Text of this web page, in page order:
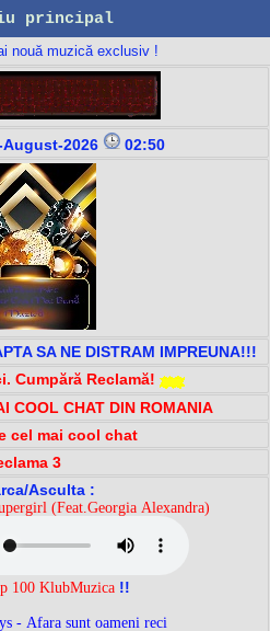
principal
nouă muzică exclusiv !
August-2026 02:50
SA NE DISTRAM IMPREUNA!!!
Cumpără Reclamă!
COOL CHAT DIN ROMANIA
cel mai cool chat
3
Asculta :
(Feat.Georgia Alexandra)
100 KlubMuzica !!
- Afara sunt oameni reci